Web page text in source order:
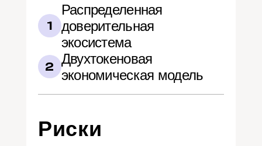
1
Распределенная
доверительная
экосистема
2 Двухтокеновая
экономическая модель
Риски